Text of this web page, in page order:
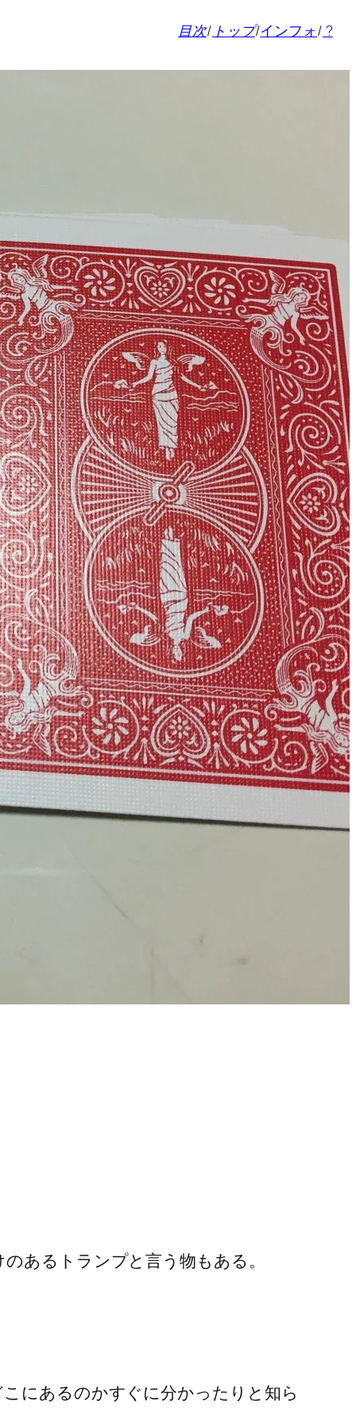
目次/ トップ/インフォ/ ?
あるトランプと言う物もある。
にあるのかすぐに分かったりと知ら